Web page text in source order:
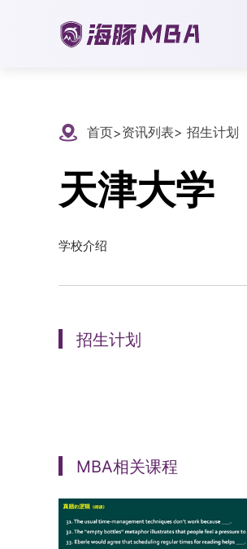
首页>资讯列表> 招生计划
天津大学
学校介绍
招生计划
MBA相关课程